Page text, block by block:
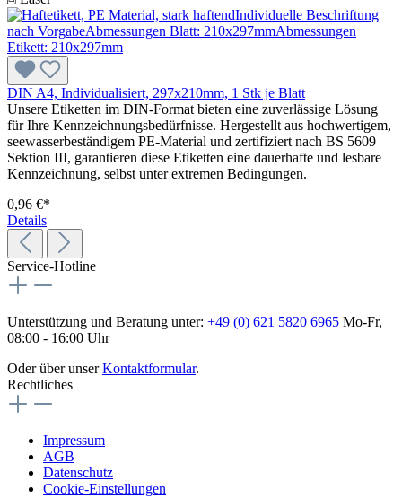
DIN A4, Individualisiert, 297x210mm, 1 Stk je Blatt
Unsere Etiketten im DIN-Format bieten eine zuverlässige Lösung
für Ihre Kennzeichnungsbedürfnisse. Hergestellt aus hochwertigem,
seewasserbeständigem PE-Material und zertifiziert nach BS 5609
Sektion III, garantieren diese Etiketten eine dauerhafte und lesbare
Kennzeichnung, selbst unter extremen Bedingungen.
0,96 €*
Details
Service-Hotline
Unterstützung und Beratung unter: +49 (0) 621 5820 6965 Mo-Fr,
08:00 - 16:00 Uhr
Oder über unserKontaktformular.
Rechtliches
Impressum
AGB
Datenschutz
Cookie-Einstellungen